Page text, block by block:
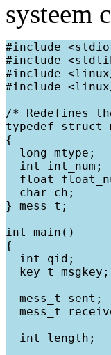
systeem
#include
#include
#include
#include
/* Redefines
typedef struct
{
  long mtype;
  int int_num;
float
  char ch;
} mess_t;
int main()
{
  int qid;
  key_t msgkey;
  mess_t sent;
mess_t
  int length;